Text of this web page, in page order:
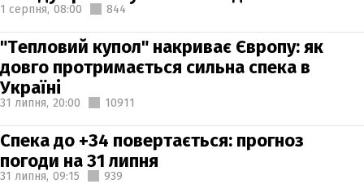
1 серпня, 08:00 844
"Тепловий купол" накриває Європу: як
довго протримається сильна спека в
Україні
31 липня, 20:00 10911
Спека до +34 повертається: прогноз
погоди на 31 липня
31 липня, 09:15 939